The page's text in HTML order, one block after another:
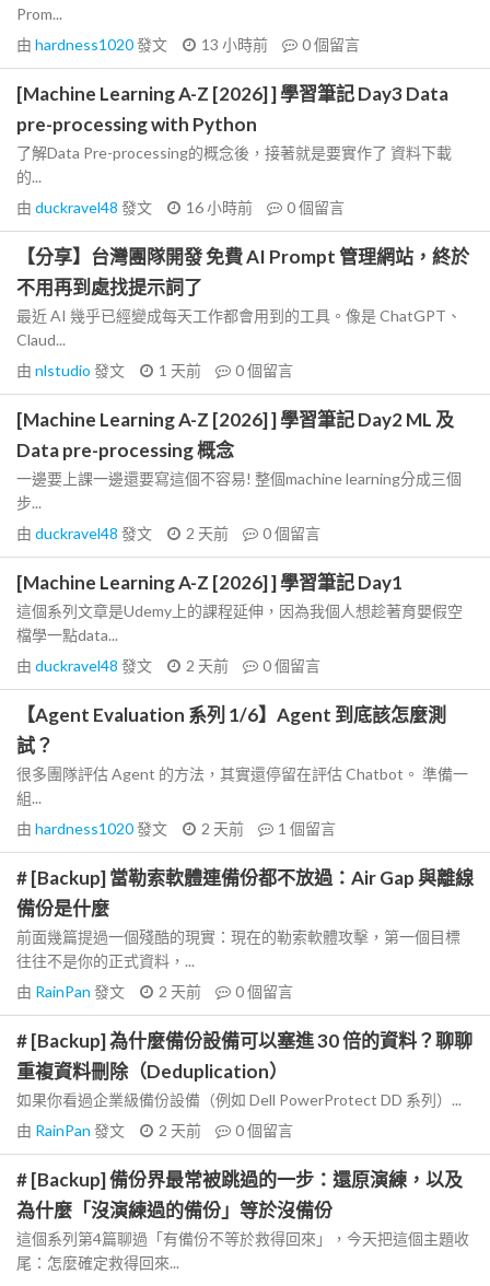
Prom...
由 hardness1020發文 13 小時前 0個留言
[Machine Learning A-Z [2026] ] 學習筆記 Day3 Data
pre-processing with Python
了解Data Pre-processing的概念後，接著就是要實作了 資料下載
的...
由 duckravel48 發文 16 小時前 0個留言
【分享】台灣團隊開發 免費 AI Prompt 管理網站，終於
不用再到處找提示詞了
最近 AI 幾乎已經變成每天工作都會用到的工具。像是 ChatGPT、
Claud...
由 nlstudio 發文 1 天前 0個留言
[Machine Learning A-Z [2026] ] 學習筆記 Day2 ML 及
Data pre-processing 概念
一邊要上課一邊還要寫這個不容易! 整個machine learning分成三個
步...
由 duckravel48 發文 2 天前 0個留言
[Machine Learning A-Z [2026] ] 學習筆記 Day1
這個系列文章是Udemy上的課程延伸，因為我個人想趁著育嬰假空
檔學一點data...
由 duckravel48 發文 2 天前 0個留言
【Agent Evaluation 系列 1/6】Agent 到底該怎麼測
試？
很多團隊評估 Agent 的方法，其實還停留在評估 Chatbot。 準備一
組...
由 hardness1020發文 2 天前 1 個留言
# [Backup] 當勒索軟體連備份都不放過：Air Gap 與離線
備份是什麼
前面幾篇提過一個殘酷的現實：現在的勒索軟體攻擊，第一個目標
往往不是你的正式資料，...
由 RainPan 發文 2 天前 0個留言
# [Backup] 為什麼備份設備可以塞進 30 倍的資料？聊聊
重複資料刪除（Deduplication）
如果你看過企業級備份設備（例如 Dell PowerProtect DD 系列）...
由 RainPan 發文 2 天前 0個留言
# [Backup] 備份界最常被跳過的一步：還原演練，以及
為什麼「沒演練過的備份」等於沒備份
這個系列第4篇聊過「有備份不等於救得回來」，今天把這個主題收
尾：怎麼確定救得回來...